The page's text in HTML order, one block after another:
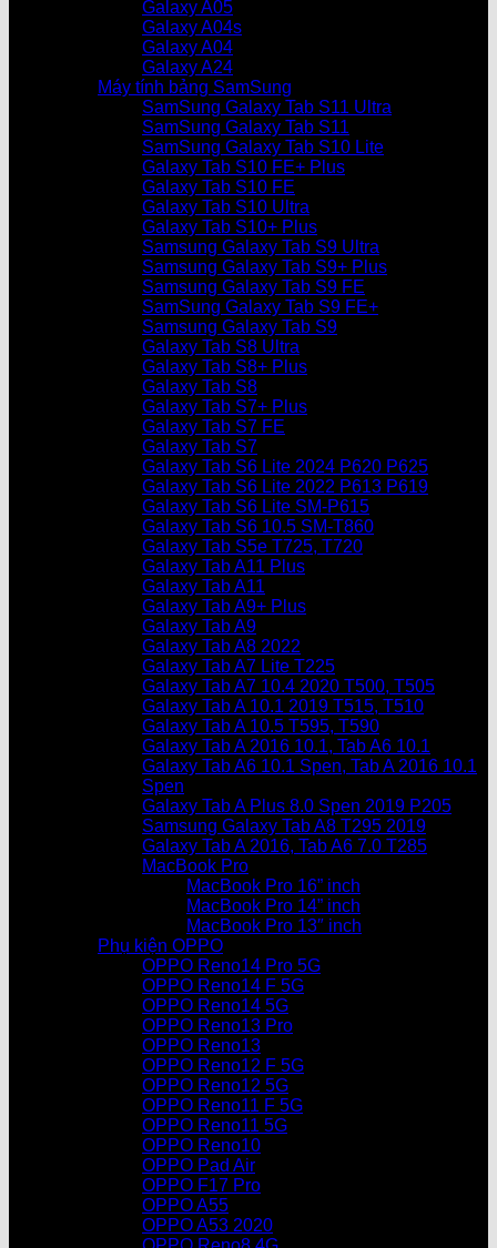
Galaxy A05
Galaxy A04s
Galaxy A04
Galaxy A24
Máy tính bảng SamSung
SamSung Galaxy Tab S11 Ultra
SamSung Galaxy Tab S11
SamSung Galaxy Tab S10 Lite
Galaxy Tab S10 FE+ Plus
Galaxy Tab S10 FE
Galaxy Tab S10 Ultra
Galaxy Tab S10+ Plus
Samsung Galaxy Tab S9 Ultra
Samsung Galaxy Tab S9+ Plus
Samsung Galaxy Tab S9 FE
SamSung Galaxy Tab S9 FE+
Samsung Galaxy Tab S9
Galaxy Tab S8 Ultra
Galaxy Tab S8+ Plus
Galaxy Tab S8
Galaxy Tab S7+ Plus
Galaxy Tab S7 FE
Galaxy Tab S7
Galaxy Tab S6 Lite 2024 P620 P625
Galaxy Tab S6 Lite 2022 P613 P619
Galaxy Tab S6 Lite SM-P615
Galaxy Tab S6 10.5 SM-T860
Galaxy Tab S5e T725, T720
Galaxy Tab A11 Plus
Galaxy Tab A11
Galaxy Tab A9+ Plus
Galaxy Tab A9
Galaxy Tab A8 2022
Galaxy Tab A7 Lite T225
Galaxy Tab A7 10.4 2020 T500, T505
Galaxy Tab A 10.1 2019 T515, T510
Galaxy Tab A 10.5 T595, T590
Galaxy Tab A 2016 10.1, Tab A6 10.1
Galaxy Tab A6 10.1 Spen, Tab A 2016 10.1
Spen
Galaxy Tab A Plus 8.0 Spen 2019 P205
Samsung Galaxy Tab A8 T295 2019
Galaxy Tab A 2016, Tab A6 7.0 T285
MacBook Pro
MacBook Pro 16” inch
MacBook Pro 14” inch
MacBook Pro 13″ inch
Phụ kiện OPPO
OPPO Reno14 Pro 5G
OPPO Reno14 F 5G
OPPO Reno14 5G
OPPO Reno13 Pro
OPPO Reno13
OPPO Reno12 F 5G
OPPO Reno12 5G
OPPO Reno11 F 5G
OPPO Reno11 5G
OPPO Reno10
OPPO Pad Air
OPPO F17 Pro
OPPO A55
OPPO A53 2020